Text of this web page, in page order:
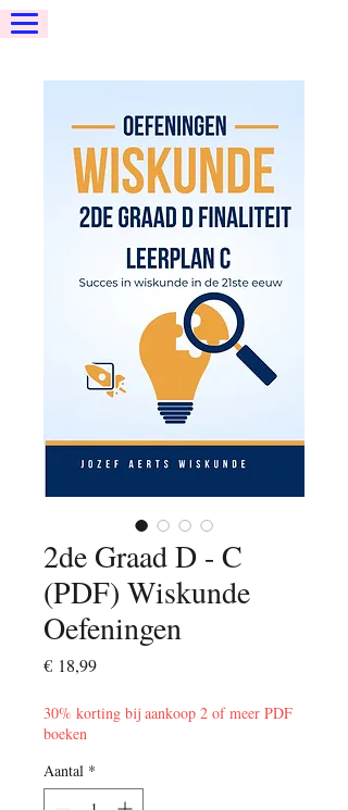
2de Graad D - C
(PDF) Wiskunde
Oefeningen
€ 18,99Prijs
30% korting bij aankoop 2 of meer PDF
boeken
Aantal *